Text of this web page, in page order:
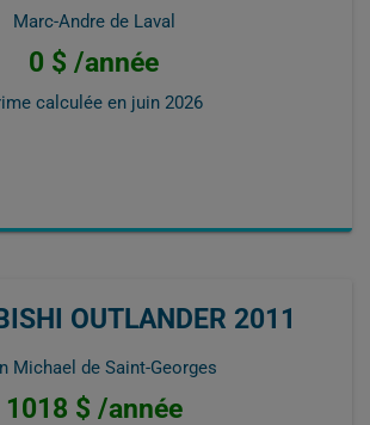
Marc-Andre de Laval
0 $ /année
calculée en juin 2026
OUTLANDER 2011
Michael de Saint-Georges
1018 $ /année